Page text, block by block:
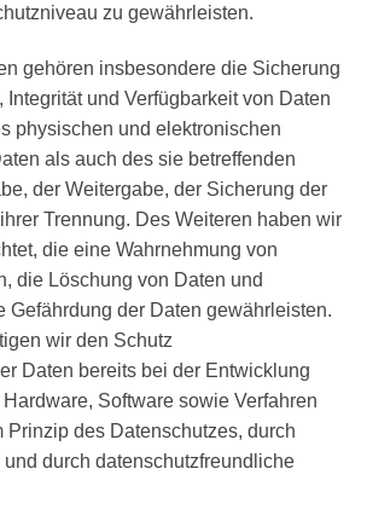
zu gewährleisten.
gehören insbesondere die Sicherung
Integrität und Verfügbarkeit von Daten
physischen und elektronischen
als auch des sie betreffenden
der Weitergabe, der Sicherung der
Trennung. Des Weiteren haben wir
die eine Wahrnehmung von
die Löschung von Daten und
Gefährdung der Daten gewährleisten.
wir den Schutz
Daten bereits bei der Entwicklung
Software sowie Verfahren
Prinzip des Datenschutzes, durch
durch datenschutzfreundliche